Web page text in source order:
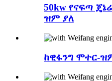
50kw የናፍጣ
ዝም ያለ
ከዊፋንግ ሞተር-